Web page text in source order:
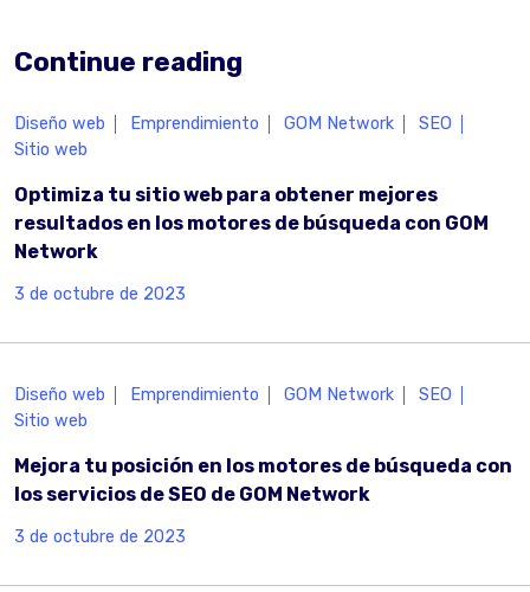
Continue reading
Diseño web Emprendimiento GOM Network
SEO
Sitio web
Optimiza tu sitio web para obtener mejores
resultados en los motores de búsqueda con GOM
Network
3 de octubre de 2023
Diseño web Emprendimiento GOM Network
SEO
Sitio web
Mejora tu posición en los motores de búsqueda con
los servicios de SEO de GOM Network
3 de octubre de 2023